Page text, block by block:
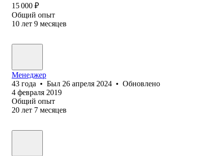
15 000 ₽
Общий опыт
10 лет 9 месяцев
Менеджер
43 года • Был 26 апреля 2024 • Обновлено
4 февраля 2019
Общий опыт
20 лет 7 месяцев